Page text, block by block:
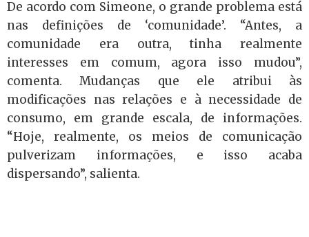
De acordo com Simeone, o grande problema está
nas definições de ‘comunidade’. “Antes, a
comunidade era outra, tinha realmente
interesses em comum, agora isso mudou”,
comenta. Mudanças que ele atribui às
modificações nas relações e à necessidade de
consumo, em grande escala, de informações.
“Hoje, realmente, os meios de comunicação
pulverizam informações, e isso acaba
dispersando”, salienta.